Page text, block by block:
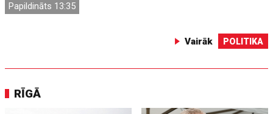
Papildināts 13:35
Vairāk POLITIKA
RĪGĀ